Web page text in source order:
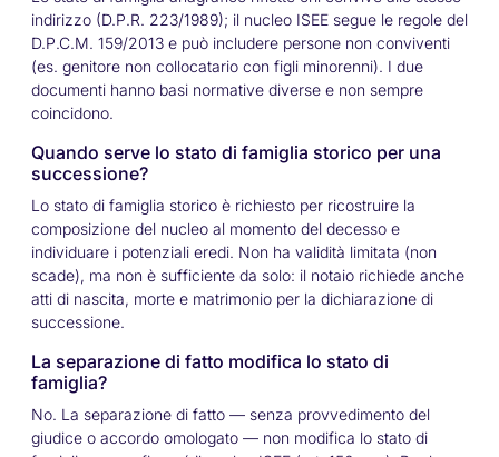
indirizzo (D.P.R. 223/1989); il nucleo ISEE segue le regole del
D.P.C.M. 159/2013 e può includere persone non conviventi
(es. genitore non collocatario con figli minorenni). I due
documenti hanno basi normative diverse e non sempre
coincidono.
Quando serve lo stato di famiglia storico per una
successione?
Lo stato di famiglia storico è richiesto per ricostruire la
composizione del nucleo al momento del decesso e
individuare i potenziali eredi. Non ha validità limitata (non
scade), ma non è sufficiente da solo: il notaio richiede anche
atti di nascita, morte e matrimonio per la dichiarazione di
successione.
La separazione di fatto modifica lo stato di
famiglia?
No. La separazione di fatto — senza provvedimento del
giudice o accordo omologato — non modifica lo stato di